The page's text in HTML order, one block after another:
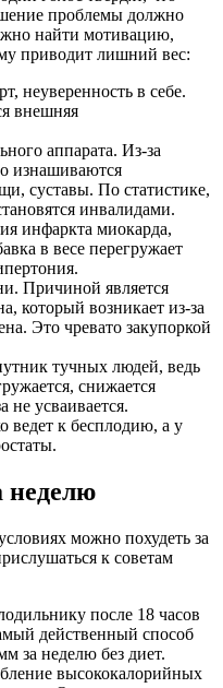
проблемы должно
найти мотивацию,
приводит лишний вес:
неуверенность в себе.
внешняя
аппарата. Из-за
изнашиваются
суставы. По статистике,
инвалидами.
инфаркта миокарда,
в весе перегружает
Причиной является
который возникает из-за
Это чревато закупоркой
тучных людей, ведь
снижается
не усваивается.
к бесплодию, а у
неделю
можно похудеть за
к советам
после 18 часов
действенный способ
за неделю без диет.
высококалорийных